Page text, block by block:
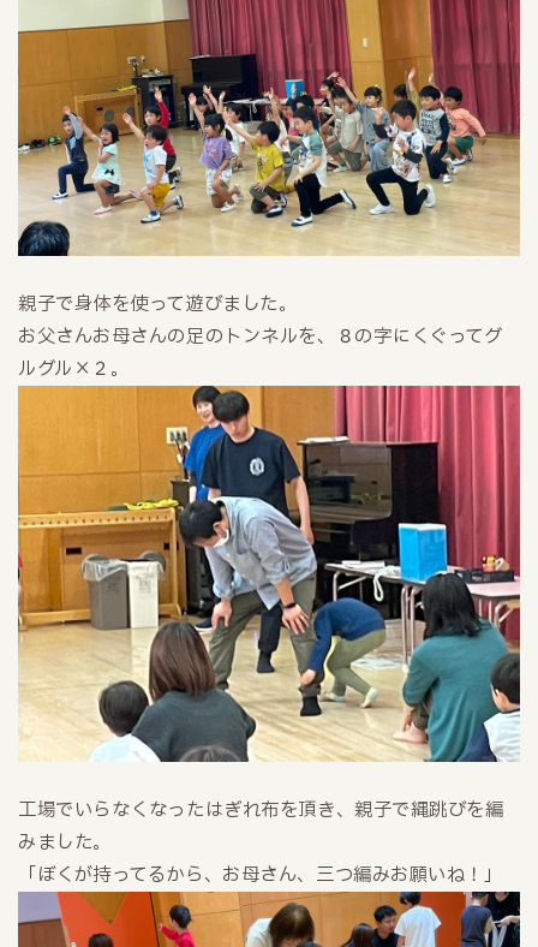
親子で身体を使って遊びました。
お父さんお母さんの足のトンネルを、８の字にくぐってグ
ルグル×２。
工場でいらなくなったはぎれ布を頂き、親子で縄跳びを編
みました。
「ぼくが持ってるから、お母さん、三つ編みお願いね！」